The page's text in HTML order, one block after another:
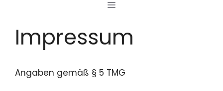
springen
MENÜ
Impressum
Angaben gemäß § 5 TMG